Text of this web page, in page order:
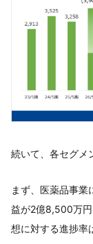
続いて、各セグメ
まず、医薬品事
益が2億8,500万
想に対する進捗率